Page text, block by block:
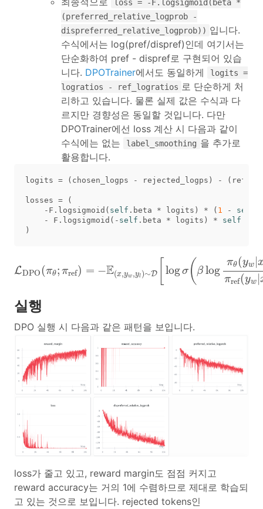
loss = -F.logsigmoid(beta *
(preferred_relative_logprob -
dispreferred_relative_logprob)) 입니다.
수식에서는 log(pref/dispref)인데 여기서는
단순화하여 pref - dispref로 구현되어 있습
니다. DPOTrainer에서도 동일하게
logits =
logratios - ref_logratios 로 단순하게 처
리하고 있습니다. 물론 실제 값은 수식과 다
르지만 경향성은 동일할 것입니다. 다만
DPOTrainer에선 loss 계산 시 다음과 같이
수식에는 없는
label_smoothing 을 추가로
활용합니다.
logits = ( chosen_logps - rejected_logps ) - (
losses =
(
- F . logsigmoid ( self . beta * logits ) * ( 1 - self
-
F . logsigmoid ( - self . beta * logits ) * self
)
LDPO (πθ; πref) = −E(x,yw ,yl )∼D logσ (β log
πθ (yw |
πref(yw |
∼ log log πθ y
실행
DPO 실행 시 다음과 같은 패턴을 보입니다.
loss가 줄고 있고, reward margin도 점점 커지고
reward accuracy는 거의 1에 수렴하므로 제대로 학습되
고 있는 것으로 보입니다. rejected tokens인